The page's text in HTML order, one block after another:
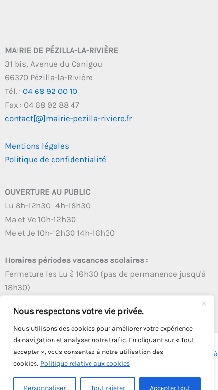
Nous respectons votre vie privée.
Nous utilisons des cookies pour améliorer votre expérience
de navigation et analyser notre trafic. En cliquant sur « Tout
accepter », vous consentez à notre utilisation des
cookies. Politique relative aux cookies
Personnaliser Tout rejeter Accepter tout
MAIRIE DE PÉZILLA-LA-RIVIÈRE
31 bis, Avenue du Canigou
66370 Pézilla-la-Rivière
Tél. : 04 68 92 00 10
Fax : 04 68 92 88 47
contact[@]mairie-pezilla-riviere.fr
Mentions légales
Politique de confidentialité
OUVERTURE AU PUBLIC
Lu 8h-12h30 14h-18h30
Ma et Ve 10h-12h30
Me et Je 10h-12h30 14h-16h30
Horaires périodes vacances scolaires :
Fermeture les Lu à 16h30 (pas de permanence jusqu'à
18h30)
Copyright © 2026 - Tous droits réservés - | Webmaster
Solution